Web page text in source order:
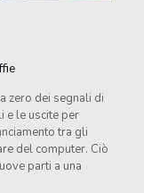
zero dei segnali di
e le uscite per
tra gli
del computer. Ciò
parti a una